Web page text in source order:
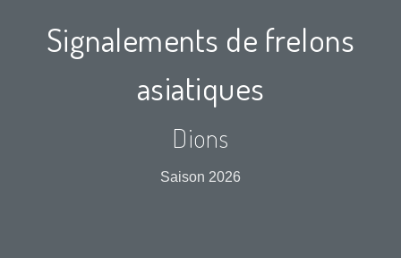
Signalements de frelons
asiatiques
Dions
Saison 2026